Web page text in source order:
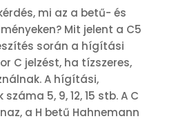
mi az a betű- és
Mit jelent a C5
során a hígítási
C jelzést, ha tízszeres,
A hígítási,
5, 9, 12, 15 stb. A C
a H betű Hahnemann